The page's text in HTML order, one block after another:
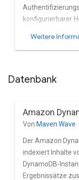
konfigurierbarer
Sitemaps und die
Weitere
Datenbank
Amazon
Von Maven Wave
Der Amazon
indexiert Inhalte
DynamoDB-
Ergebnissätze